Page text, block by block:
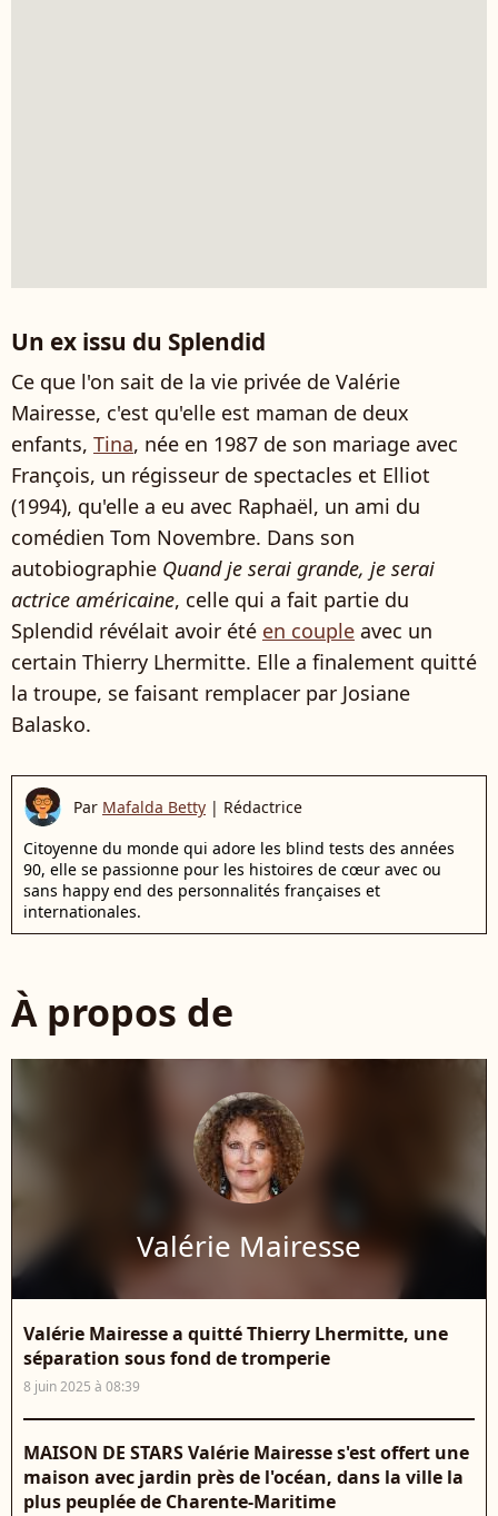
Un ex issu du Splendid
Ce que l'on sait de la vie privée de Valérie
Mairesse, c'est qu'elle est maman de deux
enfants, Tina, née en 1987 de son mariage avec
François, un régisseur de spectacles et Elliot
(1994), qu'elle a eu avec Raphaël, un ami du
comédien Tom Novembre. Dans son
autobiographie Quand je serai grande, je serai
actrice américaine, celle qui a fait partie du
Splendid révélait avoir été en couple avec un
certain Thierry Lhermitte. Elle a finalement quitté
la troupe, se faisant remplacer par Josiane
Balasko.
Par Mafalda Betty | Rédactrice
Citoyenne du monde qui adore les blind tests des années
90, elle se passionne pour les histoires de cœur avec ou
sans happy end des personnalités françaises et
internationales.
À propos de
Valérie Mairesse
Valérie Mairesse a quitté Thierry Lhermitte, une
séparation sous fond de tromperie
8 juin 2025 à 08:39
MAISON DE STARS Valérie Mairesse s'est offert une
maison avec jardin près de l'océan, dans la ville la
plus peuplée de Charente-Maritime